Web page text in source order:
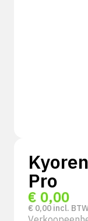
Pro
€ 0,00
€ 0,00 incl.